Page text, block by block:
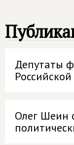
Депутаты
Олег Шеин